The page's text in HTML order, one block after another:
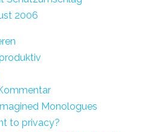
2006
Monologues
to privacy?